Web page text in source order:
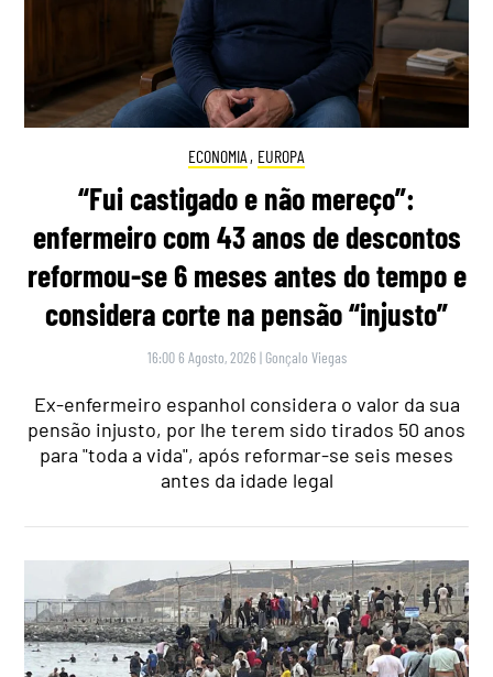
ECONOMIA , EUROPA
“Fui castigado e não mereço”:
enfermeiro com 43 anos de descontos
reformou-se 6 meses antes do tempo e
considera corte na pensão “injusto”
16:00 6 Agosto, 2026 | Gonçalo Viegas
Ex-enfermeiro espanhol considera o valor da sua
pensão injusto, por lhe terem sido tirados 50 anos
para "toda a vida", após reformar-se seis meses
antes da idade legal